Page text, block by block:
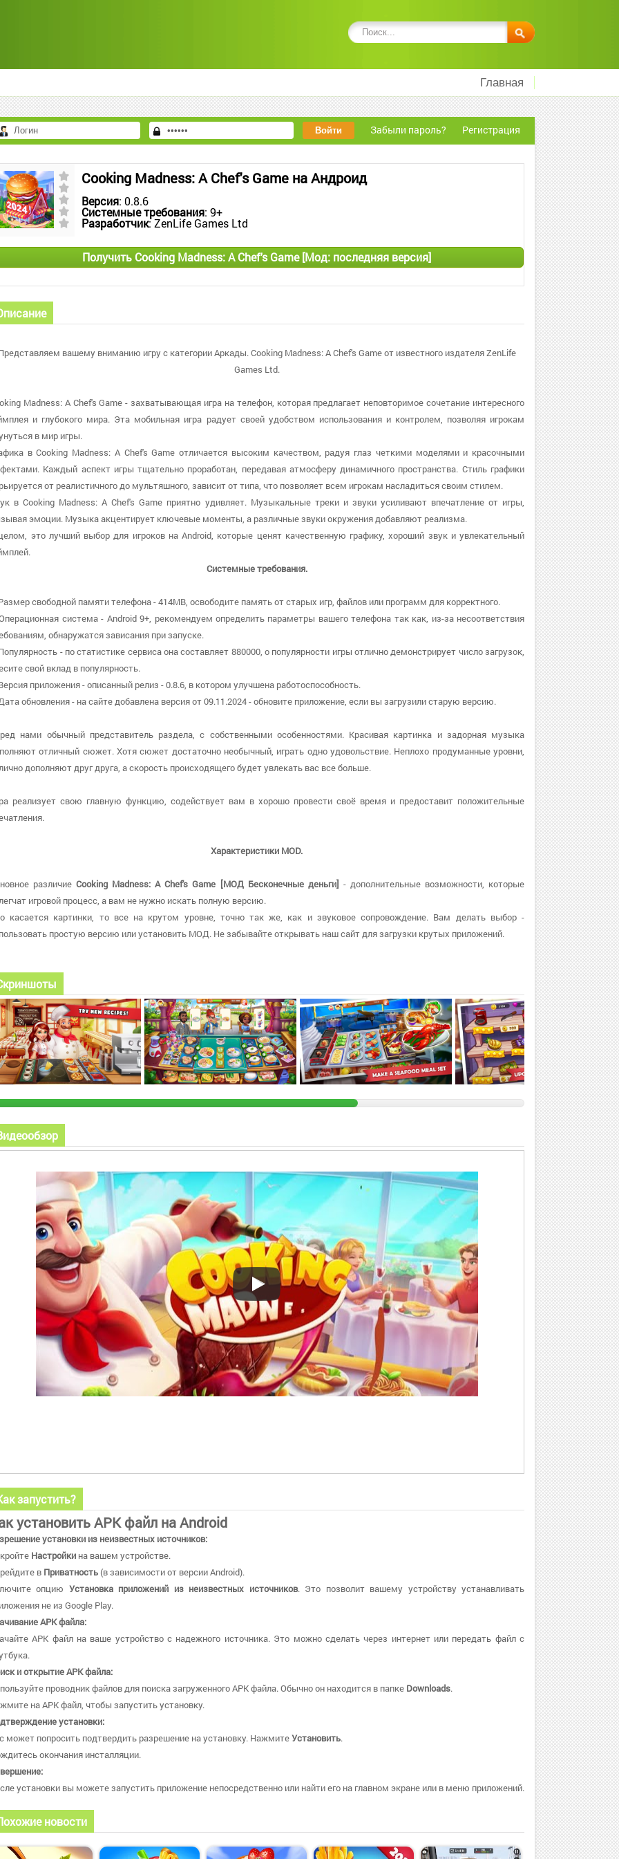
Главная
Забыли пароль? Регистрация
Cooking Madness: A Chef's Game на Андроид
Версия: 0.8.6
Системные требования: 9+
Разработчик: ZenLife Games Ltd
Получить Cooking Madness: A Chef's Game [Мод: последняя версия]
вашему вниманию игру с категории Аркады. Cooking Madness: A Chef's Game от известного издателя ZenLife
Games Ltd.
Madness: A Chef's Game - захватывающая игра на телефон, которая предлагает неповторимое сочетание интересного
и глубокого мира. Эта мобильная игра радует своей удобством использования и контролем, позволяя игрокам
в мир игры.
в Cooking Madness: A Chef's Game отличается высоким качеством, радуя глаз четкими моделями и красочными
Каждый аспект игры тщательно проработан, передавая атмосферу динамичного пространства. Стиль графики
от реалистичного до мультяшного, зависит от типа, что позволяет всем игрокам насладиться своим стилем.
в Cooking Madness: A Chef's Game приятно удивляет. Музыкальные треки и звуки усиливают впечатление от игры,
эмоции. Музыка акцентирует ключевые моменты, а различные звуки окружения добавляют реализма.
это лучший выбор для игроков на Android, которые ценят качественную графику, хороший звук и увлекательный
Системные требования.
свободной памяти телефона - 414MB, освободите память от старых игр, файлов или программ для корректного.
система - Android 9+, рекомендуем определить параметры вашего телефона так как, из-за несоответствия
обнаружатся зависания при запуске.
- по статистике сервиса она составляет 880000, о популярности игры отлично демонстрирует число загрузок,
свой вклад в популярность.
приложения - описанный релиз - 0.8.6, в котором улучшена работоспособность.
обновления - на сайте добавлена версия от 09.11.2024 - обновите приложение, если вы загрузили старую версию.
нами обычный представитель раздела, с собственными особенностями. Красивая картинка и задорная музыка
отличный сюжет. Хотя сюжет достаточно необычный, играть одно удовольствие. Неплохо продуманные уровни,
дополняют друг друга, а скорость происходящего будет увлекать вас все больше.
реализует свою главную функцию, содействует вам в хорошо провести своё время и предоставит положительные
Характеристики MOD.
различиеCooking Madness: A Chef's Game [МОД Бесконечные деньги] - дополнительные возможности, которые
игровой процесс, а вам не нужно искать полную версию.
касается картинки, то все на крутом уровне, точно так же, как и звуковое сопровождение. Вам делать выбор -
простую версию или установить МОД. Не забывайте открывать наш сайт для загрузки крутых приложений.
запустить?
установить APK файл на Android
установки из неизвестных источников:
Настройки на вашем устройстве.
в Приватность (в зависимости от версии Android).
опцию Установка приложений из неизвестных источников. Это позволит вашему устройству устанавливать
не из Google Play.
APK файла:
APK файл на ваше устройство с надежного источника. Это можно сделать через интернет или передать файл с
и открытие APK файла:
проводник файлов для поиска загруженного APK файла. Обычно он находится в папке Downloads.
на APK файл, чтобы запустить установку.
установки:
может попросить подтвердить разрешение на установку. НажмитеУстановить.
окончания инсталляции.
установки вы можете запустить приложение непосредственно или найти его на главном экране или в меню приложений.
новости